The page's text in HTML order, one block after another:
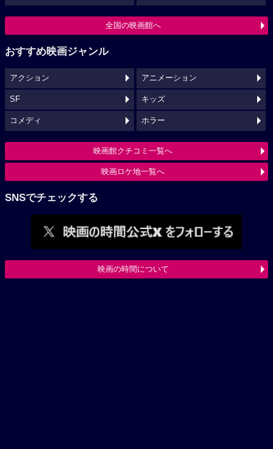
全国の映画館へ
おすすめ映画ジャンル
アクション アニメーション
SF キッズ
コメディ ホラー
映画館クチコミ一覧へ
映画ロケ地一覧へ
SNSでチェックする
映画の時間について